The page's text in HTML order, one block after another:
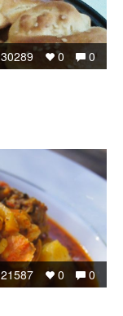
0
0
30289
0
0
21587